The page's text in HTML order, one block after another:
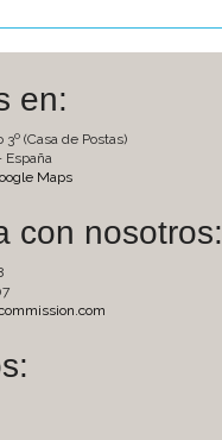
en:
(Casa de Postas)
España
Maps
con nosotros: